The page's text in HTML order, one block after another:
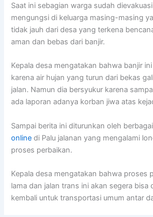
Saat ini sebagian warga sudah
mengungsi di keluarga masing-masing
tidak jauh dari desa yang terkena
aman dan bebas dari banjir.
Kepala desa mengatakan bahwa banjir
karena air hujan yang turun dari bekas
jalan. Namun dia bersyukur karena
ada laporan adanya korban jiwa atas
Sampai berita ini diturunkan oleh berbagai
online di Palu jalanan yang mengalami
proses perbaikan.
Kepala desa mengatakan bahwa proses
lama dan jalan trans ini akan segera bisa
kembali untuk transportasi umum antar